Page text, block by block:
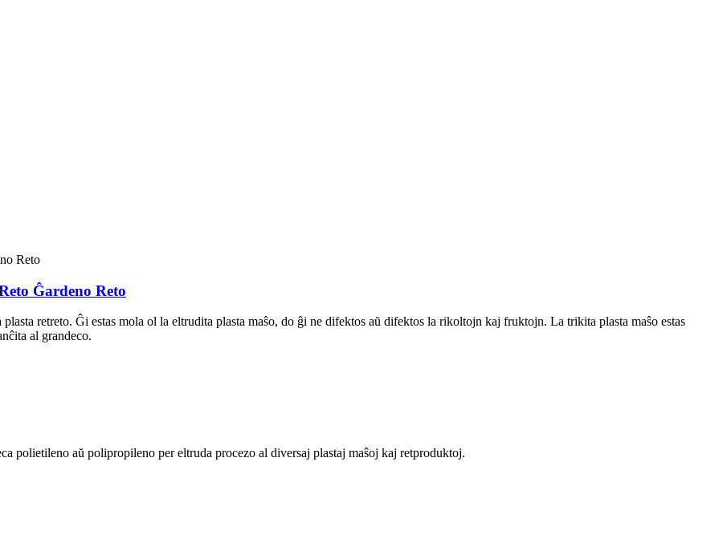
Ĝardeno Reto
plasta retreto. Ĝi estas mola ol la eltrudita plasta maŝo, do ĝi ne difektos aŭ difektos la rikoltojn kaj fruktojn. La trikita plasta maŝo estas
al grandeco.
polietileno aŭ polipropileno per eltruda procezo al diversaj plastaj maŝoj kaj retproduktoj.